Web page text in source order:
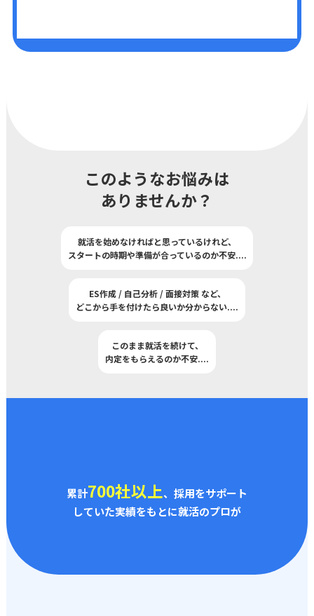
このようなお悩みは
ありませんか？
就活を始めなければと思っているけれど、
スタートの時期や準備が合っているのか不安....
ES作成 / 自己分析 / 面接対策 など、
どこから手を付けたら良いか分からない....
このまま就活を続けて、
内定をもらえるのか不安....
累計700社以上、採用をサポート
していた実績をもとに就活のプロが